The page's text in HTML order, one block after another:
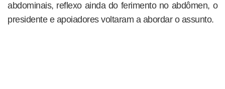
abdominais, reflexo ainda do ferimento no abdômen, o
presidente e apoiadores voltaram a abordar o assunto.